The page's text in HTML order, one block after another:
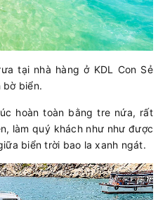
tại nhà hàng ở KDL Con Sẻ
bờ biển.
hoàn toàn bằng tre nứa, rất
làm quý khách như như được
biển trời bao la xanh ngát.